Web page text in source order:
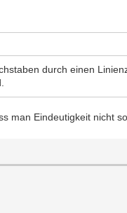
durch einen
man Eindeutigkeit nicht